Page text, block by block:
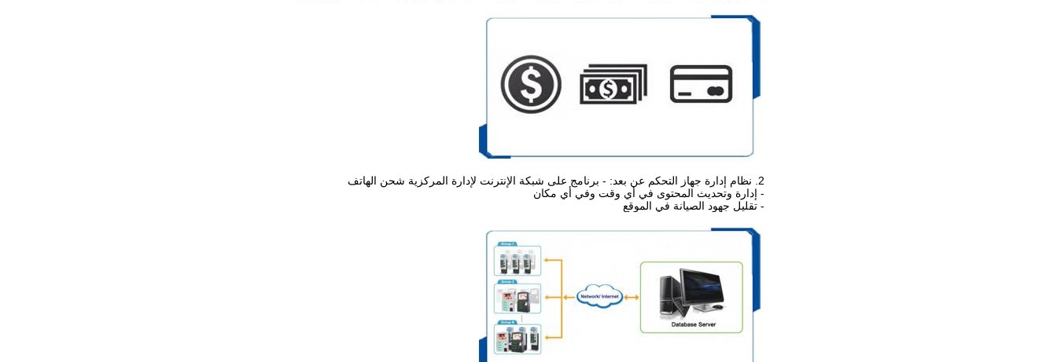
2. نظام إدارة جهاز التحكم عن بعد: - برنامج على شبكة الإنترنت لإدارة المركزية شحن الهاتف
- إدارة وتحديث المحتوى في أي وقت وفي أي مكان
- تقليل جهود الصيانة في الموقع